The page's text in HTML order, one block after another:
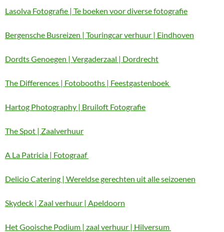
Lasolva Fotografie | Te boeken voor diverse fotografie
Bergensche Busreizen | Touringcar verhuur | Eindhoven
Dordts Genoegen | Vergaderzaal | Dordrecht
The Differences | Fotobooths | Feestgastenboek
Hartog Photography | Bruiloft Fotografie
The Spot | Zaalverhuur
A La Patricia | Fotograaf
Delicio Catering | Wereldse gerechten uit alle seizoenen
Skydeck | Zaal verhuur | Apeldoorn
Het Gooische Podium | zaal verhuur | Hilversum